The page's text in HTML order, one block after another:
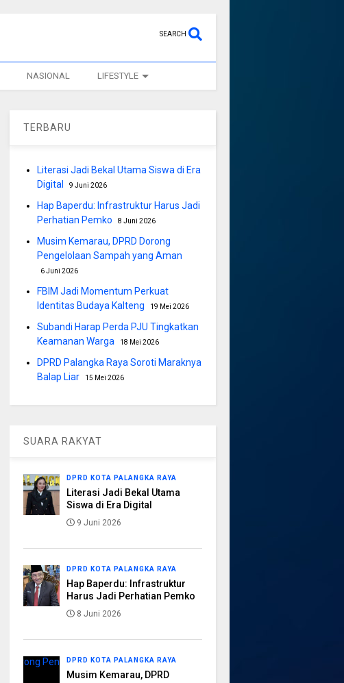
SEARCH
NASIONAL LIFESTYLE
TERBARU
Literasi Jadi Bekal Utama Siswa di Era
Digital
9 Juni 2026
Hap Baperdu: Infrastruktur Harus Jadi
Perhatian Pemko
8 Juni 2026
Musim Kemarau, DPRD Dorong
Pengelolaan Sampah yang Aman
6 Juni 2026
FBIM Jadi Momentum Perkuat
Identitas Budaya Kalteng
19 Mei 2026
Subandi Harap Perda PJU Tingkatkan
Keamanan Warga
18 Mei 2026
DPRD Palangka Raya Soroti Maraknya
Balap Liar
15 Mei 2026
SUARA RAKYAT
DPRD KOTA PALANGKA RAYA
Literasi Jadi Bekal Utama
Siswa di Era Digital
9 Juni 2026
DPRD KOTA PALANGKA RAYA
Hap Baperdu: Infrastruktur
Harus Jadi Perhatian Pemko
8 Juni 2026
DPRD KOTA PALANGKA RAYA
Musim Kemarau, DPRD